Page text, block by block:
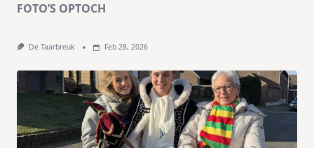
FOTO’S OPTOCH
De Taarbreuk Feb 28, 2026